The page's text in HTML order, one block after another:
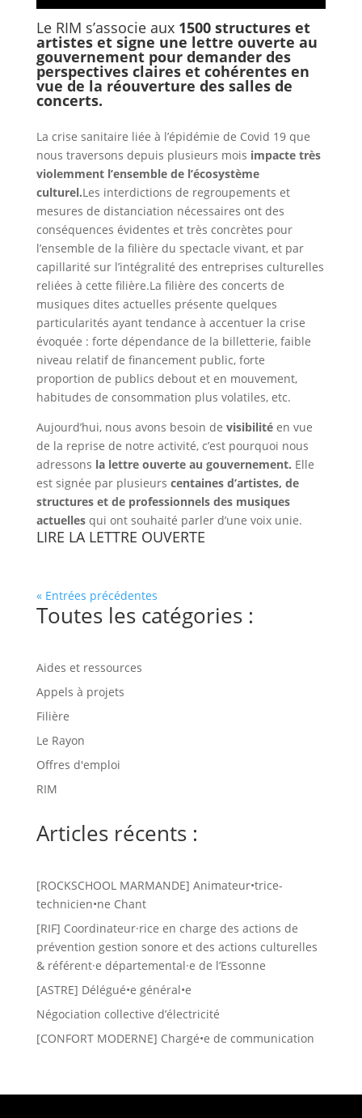
Le RIM s’associe aux 1500 structures et
artistes et signe une lettre ouverte au
gouvernement pour demander des
perspectives claires et cohérentes en
vue de la réouverture des salles de
concerts.
La crise sanitaire liée à l’épidémie de Covid 19 que
nous traversons depuis plusieurs mois impacte très
violemment l’ensemble de l’écosystème
culturel.Les interdictions de regroupements et
mesures de distanciation nécessaires ont des
conséquences évidentes et très concrètes pour
l’ensemble de la filière du spectacle vivant, et par
capillarité sur l’intégralité des entreprises culturelles
reliées à cette filière.La filière des concerts de
musiques dites actuelles présente quelques
particularités ayant tendance à accentuer la crise
évoquée : forte dépendance de la billetterie, faible
niveau relatif de financement public, forte
proportion de publics debout et en mouvement,
habitudes de consommation plus volatiles, etc.
Aujourd’hui, nous avons besoin de visibilité en vue
de la reprise de notre activité, c’est pourquoi nous
adressons la lettre ouverte au gouvernement. Elle
est signée par plusieurs centaines d’artistes, de
structures et de professionnels des musiques
actuellesqui ont souhaité parler d’une voix unie.
LIRE LA LETTRE OUVERTE
« Entrées précédentes
Toutes les catégories :
Aides et ressources
Appels à projets
Filière
Le Rayon
Offres d'emploi
RIM
Articles récents :
[ROCKSCHOOL MARMANDE] Animateur•trice-
technicien•ne Chant
[RIF] Coordinateur·rice en charge des actions de
prévention gestion sonore et des actions culturelles
& référent·e départemental·e de l’Essonne
[ASTRE] Délégué•e général•e
Négociation collective d’électricité
[CONFORT MODERNE] Chargé•e de communication